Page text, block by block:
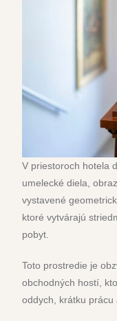
V priestoroch hotela
umelecké diela,
vystavené
ktoré vytvárajú
pobyt.
Toto prostredie je
obchodných hostí,
oddych, krátku prácu